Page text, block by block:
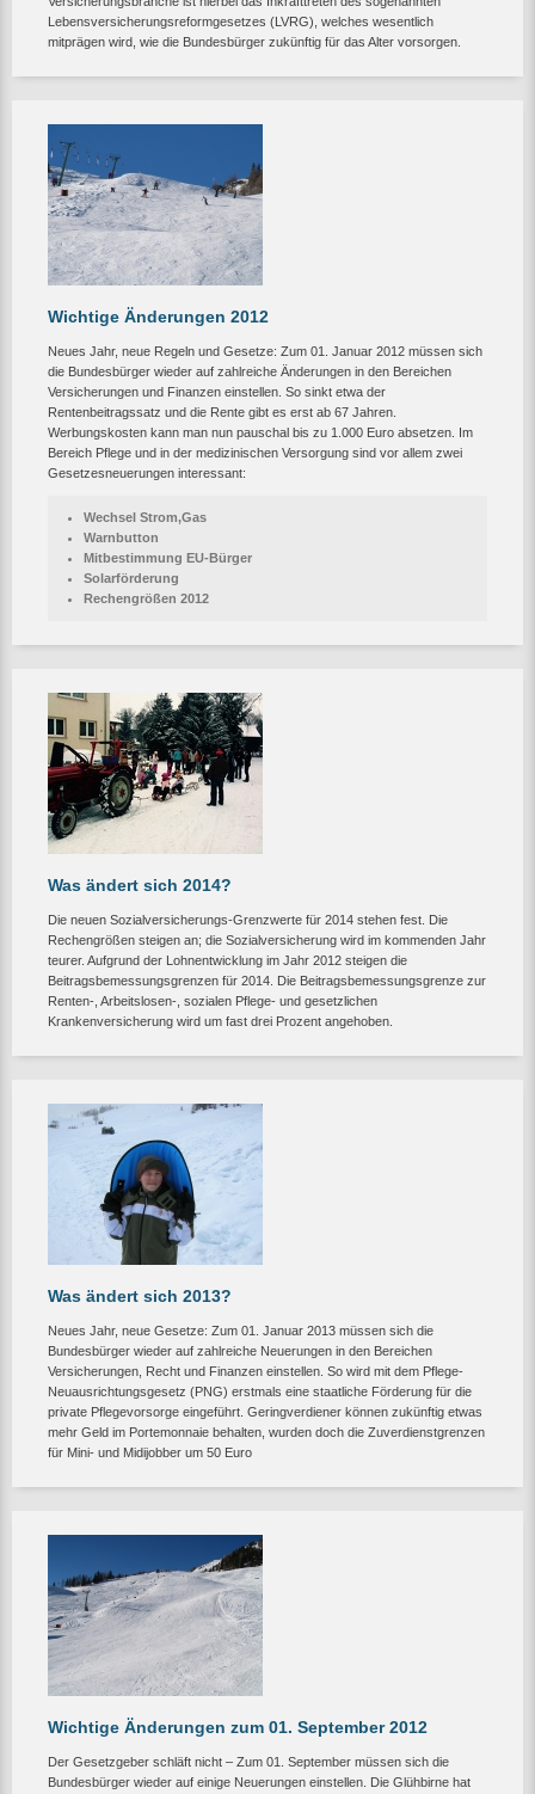
Lebensversicherungsreformgesetzes (LVRG), welches wesentlich
mitprägen wird, wie die Bundesbürger zukünftig für das Alter vorsorgen.
Wichtige Änderungen 2012
Neues Jahr, neue Regeln und Gesetze: Zum 01. Januar 2012 müssen sich
die Bundesbürger wieder auf zahlreiche Änderungen in den Bereichen
Versicherungen und Finanzen einstellen. So sinkt etwa der
Rentenbeitragssatz und die Rente gibt es erst ab 67 Jahren.
Werbungskosten kann man nun pauschal bis zu 1.000 Euro absetzen. Im
Bereich Pflege und in der medizinischen Versorgung sind vor allem zwei
Gesetzesneuerungen interessant:
Wechsel Strom,Gas
Warnbutton
Mitbestimmung EU-Bürger
Solarförderung
Rechengrößen 2012
Was ändert sich 2014?
Die neuen Sozialversicherungs-Grenzwerte für 2014 stehen fest. Die
Rechengrößen steigen an; die Sozialversicherung wird im kommenden Jahr
teurer. Aufgrund der Lohnentwicklung im Jahr 2012 steigen die
Beitragsbemessungsgrenzen für 2014. Die Beitragsbemessungsgrenze zur
Renten-, Arbeitslosen-, sozialen Pflege- und gesetzlichen
Krankenversicherung wird um fast drei Prozent angehoben.
Was ändert sich 2013?
Neues Jahr, neue Gesetze: Zum 01. Januar 2013 müssen sich die
Bundesbürger wieder auf zahlreiche Neuerungen in den Bereichen
Versicherungen, Recht und Finanzen einstellen. So wird mit dem Pflege-
Neuausrichtungsgesetz (PNG) erstmals eine staatliche Förderung für die
private Pflegevorsorge eingeführt. Geringverdiener können zukünftig etwas
mehr Geld im Portemonnaie behalten, wurden doch die Zuverdienstgrenzen
für Mini- und Midijobber um 50 Euro
Wichtige Änderungen zum 01. September 2012
Der Gesetzgeber schläft nicht – Zum 01. September müssen sich die
Bundesbürger wieder auf einige Neuerungen einstellen. Die Glühbirne hat